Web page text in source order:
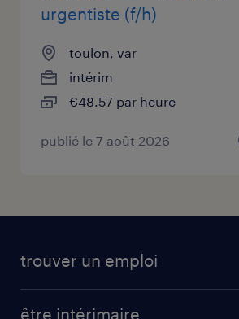
urgentiste (f/h)
toulon, var
intérim
€48.57 par heure
publié le 7 août 2026
trouver un emploi
être intérimaire